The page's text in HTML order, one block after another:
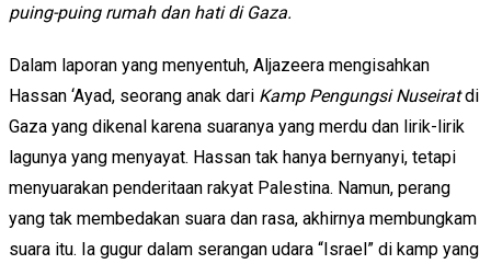
puing-puing rumah dan hati di Gaza.
Dalam laporan yang menyentuh, Aljazeera mengisahkan
Hassan ‘Ayad, seorang anak dari Kamp Pengungsi Nuseiratdi
Gaza yang dikenal karena suaranya yang merdu dan lirik-lirik
lagunya yang menyayat. Hassan tak hanya bernyanyi, tetapi
menyuarakan penderitaan rakyat Palestina. Namun, perang
yang tak membedakan suara dan rasa, akhirnya membungkam
suara itu. Ia gugur dalam serangan udara “Israel” di kamp yang